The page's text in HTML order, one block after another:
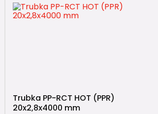
se stejnéKG tvarovkypoužívají pro
Trubka PP-RCT HOT (PPR)
20x2,8x4000 mm